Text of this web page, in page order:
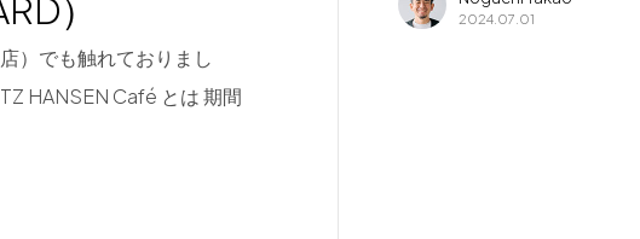
）
）でも触れておりまし
HANSEN Café とは 期間
2024.07.01